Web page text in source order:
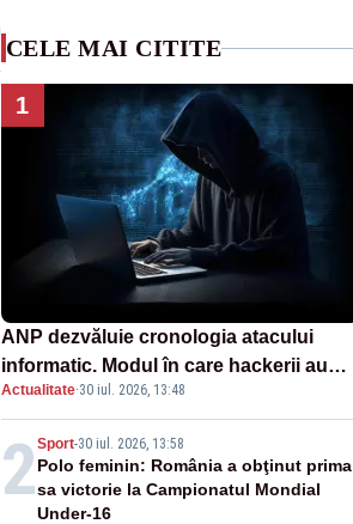
CELE MAI CITITE
1
ANP dezvăluie cronologia atacului
informatic. Modul în care hackerii au
pătruns în rețea rămâne necunoscut
Actualitate·30 iul. 2026, 13:48
2Sport-30 iul. 2026, 13:58
Polo feminin: România a obţinut prima
sa victorie la Campionatul Mondial
Under-16